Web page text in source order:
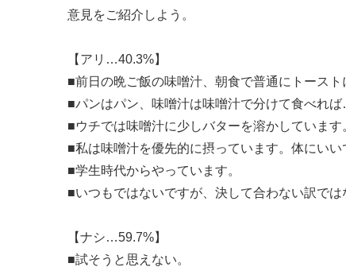
意見をご紹介しよう。
【アリ…40.3%】
■前日の晩ご飯の味噌汁、朝食で普通にトースト
■パンはパン、味噌汁は味噌汁で分けて食べれば
■ウチでは味噌汁に少しバターを溶かしています
■私は味噌汁を優先的に摂っています。体にい
■学生時代からやっています。
■いつもではないですが、決して合わない訳では
【ナシ…59.7%】
■試そうと思えない。